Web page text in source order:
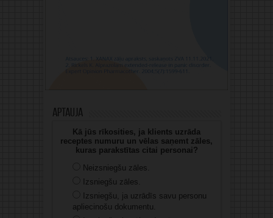
Aptauja
Kā jūs rīkosities, ja klients uzrāda
receptes numuru un vēlas saņemt zāles,
kuras parakstītas citai personai?
Neizsniegšu zāles.
Izsniegšu zāles.
Izsniegšu, ja uzrādīs savu personu
apliecinošu dokumentu.